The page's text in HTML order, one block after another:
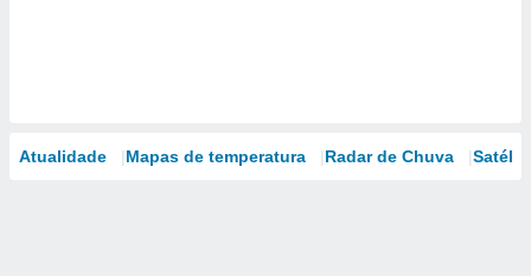
Atualidade Mapas de temperatura Radar de Chuva